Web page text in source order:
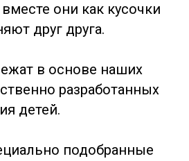
они как кусочки
друг друга.
в основе наших
разработанных
детей.
подобранные